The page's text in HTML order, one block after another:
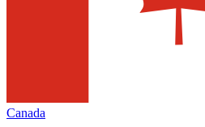
Canada